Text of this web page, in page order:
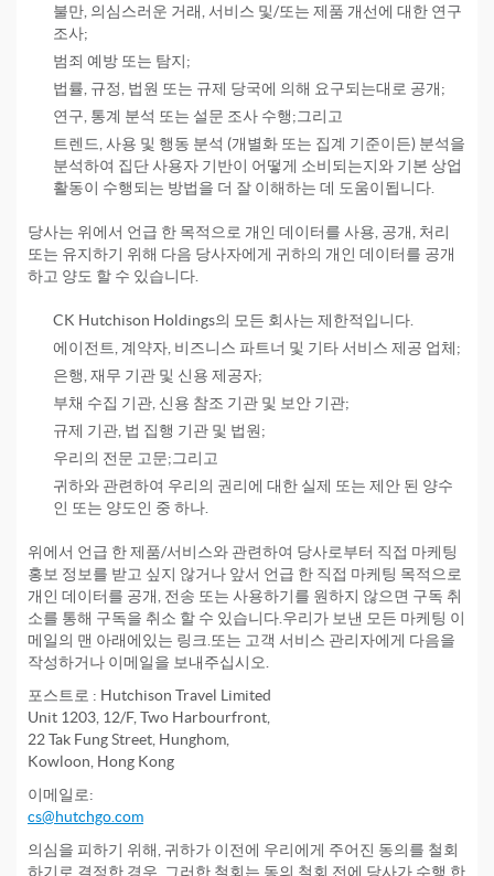
불만, 의심스러운 거래, 서비스 및/또는 제품 개선에 대한 연구
조사;
범죄 예방 또는 탐지;
법률, 규정, 법원 또는 규제 당국에 의해 요구되는대로 공개;
연구, 통계 분석 또는 설문 조사 수행;그리고
트렌드, 사용 및 행동 분석 (개별화 또는 집계 기준이든) 분석을
분석하여 집단 사용자 기반이 어떻게 소비되는지와 기본 상업
활동이 수행되는 방법을 더 잘 이해하는 데 도움이됩니다.
당사는 위에서 언급 한 목적으로 개인 데이터를 사용, 공개, 처리
또는 유지하기 위해 다음 당사자에게 귀하의 개인 데이터를 공개
하고 양도 할 수 있습니다.
CK Hutchison Holdings의 모든 회사는 제한적입니다.
에이전트, 계약자, 비즈니스 파트너 및 기타 서비스 제공 업체;
은행, 재무 기관 및 신용 제공자;
부채 수집 기관, 신용 참조 기관 및 보안 기관;
규제 기관, 법 집행 기관 및 법원;
우리의 전문 고문;그리고
귀하와 관련하여 우리의 권리에 대한 실제 또는 제안 된 양수
인 또는 양도인 중 하나.
위에서 언급 한 제품/서비스와 관련하여 당사로부터 직접 마케팅
홍보 정보를 받고 싶지 않거나 앞서 언급 한 직접 마케팅 목적으로
개인 데이터를 공개, 전송 또는 사용하기를 원하지 않으면 구독 취
소를 통해 구독을 취소 할 수 있습니다.우리가 보낸 모든 마케팅 이
메일의 맨 아래에있는 링크.또는 고객 서비스 관리자에게 다음을
작성하거나 이메일을 보내주십시오.
포스트로 : Hutchison Travel Limited
Unit 1203, 12/F, Two Harbourfront,
22 Tak Fung Street, Hunghom,
Kowloon, Hong Kong
이메일로:
cs@hutchgo.com
의심을 피하기 위해, 귀하가 이전에 우리에게 주어진 동의를 철회
하기로 결정한 경우, 그러한 철회는 동의 철회 전에 당사가 수행 한